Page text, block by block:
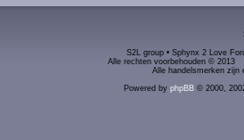
S2L group • Sphynx 2 Love
Alle rechten voorbehouden ©
Alle handelsmerken zijn
Powered by phpBB© 2000,